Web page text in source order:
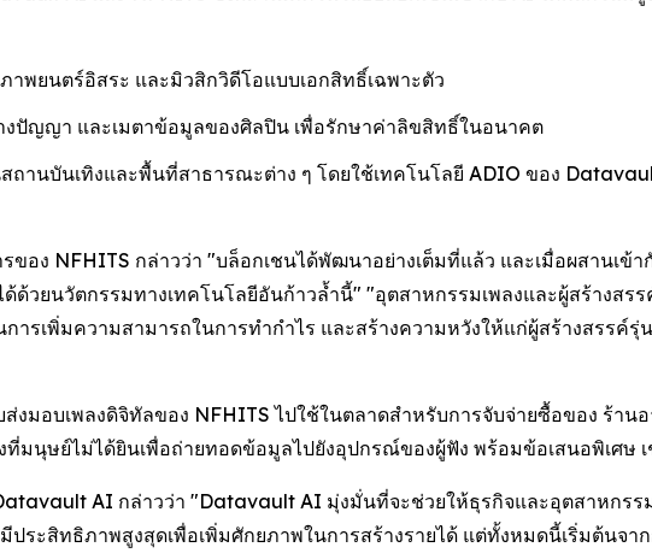
าพยนตร์อิสระ และมิวสิกวิดีโอแบบเอกสิทธิ์เฉพาะตัว
งปัญญา และเมตาข้อมูลของศิลปิน เพื่อรักษาค่าลิขสิทธิ์ในอนาคต
สถานบันเทิงและพื้นที่สาธารณะต่าง ๆ โดยใช้เทคโนโลยี ADIO ของ
ของ NFHITS กล่าวว่า "บล็อกเชนได้พัฒนาอย่างเต็มที่แล้ว และเมื่อผสานเข้
ด้วยนวัตกรรมทางเทคโนโลยีอันก้าวล้ำนี้" "อุตสาหกรรมเพลงและผู้สร้างสร
รเพิ่มความสามารถในการทำกำไร และสร้างความหวังให้แก่ผู้สร้างสรรค์รุ่
มอบเพลงดิจิทัลของ NFHITS ไปใช้ในตลาดสำหรับการจับจ่ายซื้อของ ร้าน
นุษย์ไม่ได้ยินเพื่อถ่ายทอดข้อมูลไปยังอุปกรณ์ของผู้ฟัง พร้อมข้อเสนอพิเศษ
AI กล่าวว่า "Datavault AI มุ่งมั่นที่จะช่วยให้ธุรกิจและอุตสาหกรร
ระสิทธิภาพสูงสุดเพื่อเพิ่มศักยภาพในการสร้างรายได้ แต่ทั้งหมดนี้เริ่มต้นจา